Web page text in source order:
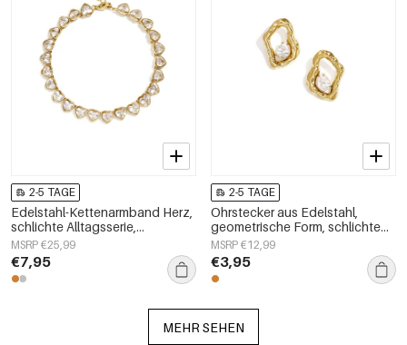
2-5 TAGE
Edelstahl-Kettenarmband Herz,
schlichte Alltagsserie,
Damenschmuck
MSRP €25,99
€7,95
2-5 TAGE
Ohrstecker aus Edelstahl,
geometrische Form, schlichte
Alltags-Serie, Damenschmuck
MSRP €12,99
€3,95
MEHR SEHEN